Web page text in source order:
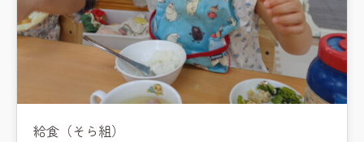
給食（そら組）